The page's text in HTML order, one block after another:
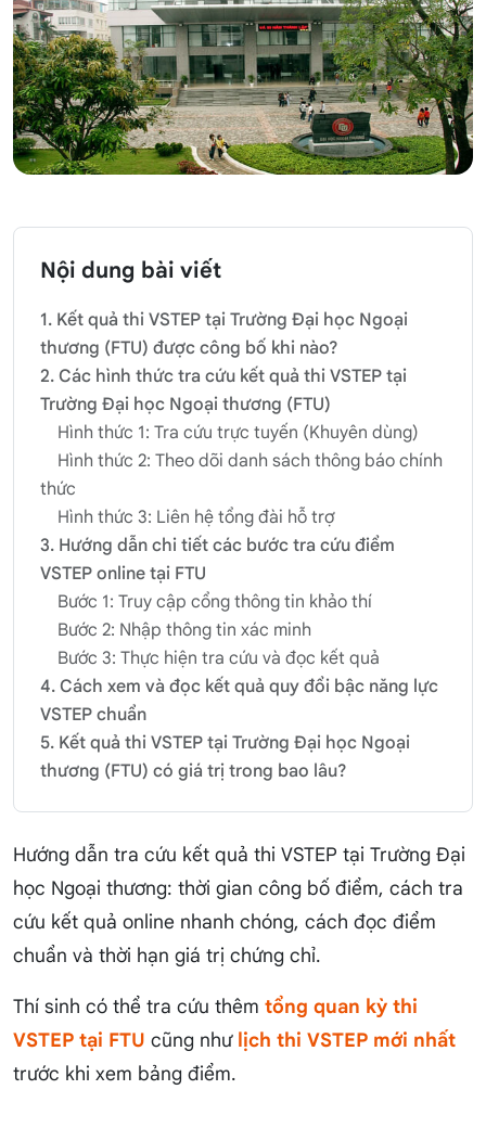
Nội dung bài viết
1. Kết quả thi VSTEP tại Trường Đại học Ngoại
thương (FTU) được công bố khi nào?
2. Các hình thức tra cứu kết quả thi VSTEP tại
Trường Đại học Ngoại thương (FTU)
Hình thức 1: Tra cứu trực tuyến (Khuyên dùng)
Hình thức 2: Theo dõi danh sách thông báo chính
thức
Hình thức 3: Liên hệ tổng đài hỗ trợ
3. Hướng dẫn chi tiết các bước tra cứu điểm
VSTEP online tại FTU
Bước 1: Truy cập cổng thông tin khảo thí
Bước 2: Nhập thông tin xác minh
Bước 3: Thực hiện tra cứu và đọc kết quả
4. Cách xem và đọc kết quả quy đổi bậc năng lực
VSTEP chuẩn
5. Kết quả thi VSTEP tại Trường Đại học Ngoại
thương (FTU) có giá trị trong bao lâu?
Hướng dẫn tra cứu kết quả thi VSTEP tại Trường Đại
học Ngoại thương: thời gian công bố điểm, cách tra
cứu kết quả online nhanh chóng, cách đọc điểm
chuẩn và thời hạn giá trị chứng chỉ.
Thí sinh có thể tra cứu thêm tổng quan kỳ thi
VSTEP tại FTU cũng như lịch thi VSTEP mới nhất
trước khi xem bảng điểm.